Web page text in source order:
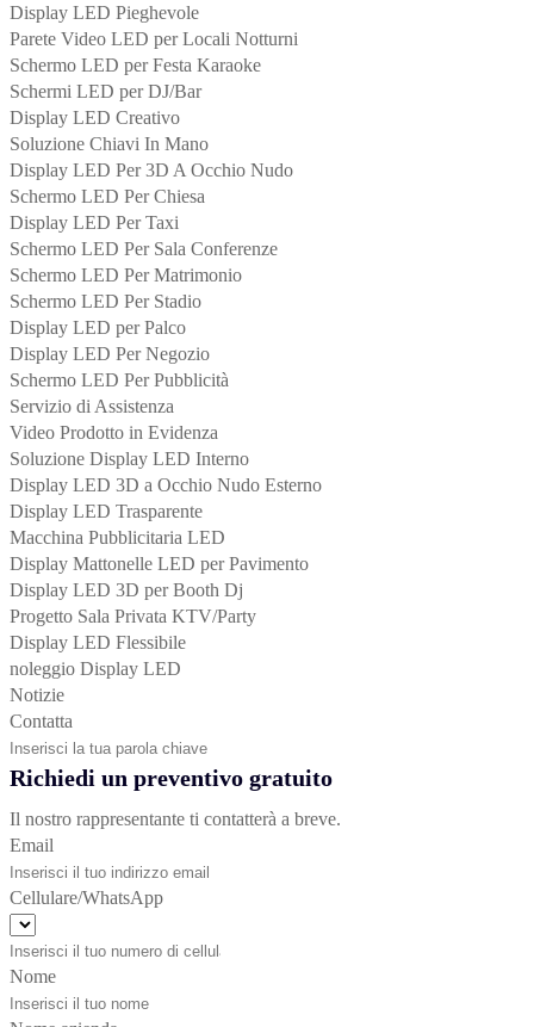
Display LED Pieghevole
Parete Video LED per Locali Notturni
Schermo LED per Festa Karaoke
Schermi LED per DJ/Bar
Display LED Creativo
Soluzione Chiavi In Mano
Display LED Per 3D A Occhio Nudo
Schermo LED Per Chiesa
Display LED Per Taxi
Schermo LED Per Sala Conferenze
Schermo LED Per Matrimonio
Schermo LED Per Stadio
Display LED per Palco
Display LED Per Negozio
Schermo LED Per Pubblicità
Servizio di Assistenza
Video Prodotto in Evidenza
Soluzione Display LED Interno
Display LED 3D a Occhio Nudo Esterno
Display LED Trasparente
Macchina Pubblicitaria LED
Display Mattonelle LED per Pavimento
Display LED 3D per Booth Dj
Progetto Sala Privata KTV/Party
Display LED Flessibile
noleggio Display LED
Notizie
Contatta
Richiedi un preventivo gratuito
Il nostro rappresentante ti contatterà a breve.
Email
Cellulare/WhatsApp
Nome